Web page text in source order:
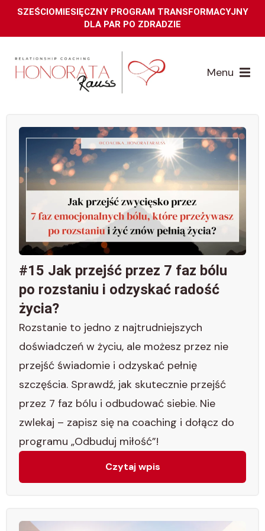
SZEŚCIOMIESIĘCZNY PROGRAM TRANSFORMACYJNY
DLA PAR PO ZDRADZIE
Menu
#15 Jak przejść przez 7 faz bólu
po rozstaniu i odzyskać radość
życia?
Rozstanie to jedno z najtrudniejszych
doświadczeń w życiu, ale możesz przez nie
przejść świadomie i odzyskać pełnię
szczęścia. Sprawdź, jak skutecznie przejść
przez 7 faz bólu i odbudować siebie. Nie
zwlekaj – zapisz się na coaching i dołącz do
programu „Odbuduj miłość”!
Czytaj wpis